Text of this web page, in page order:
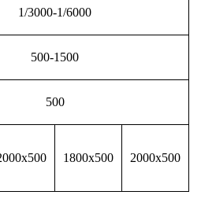
1/3000-1/6000
500-1500
500
1800x500 2000x500